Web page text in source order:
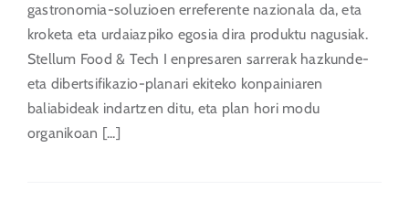
gastronomia-soluzioen erreferente nazionala da, eta
kroketa eta urdaiazpiko egosia dira produktu nagusiak.
Stellum Food & Tech I enpresaren sarrerak hazkunde-
eta dibertsifikazio-planari ekiteko konpainiaren
baliabideak indartzen ditu, eta plan hori modu
organikoan [...]